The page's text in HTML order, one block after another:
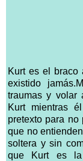
Kurt es el braco
existido
traumas y volar
Kurt mientras
pretexto para no
que no
soltera y sin
que Kurt es la